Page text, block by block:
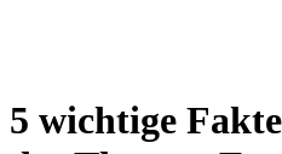
5 wichtige